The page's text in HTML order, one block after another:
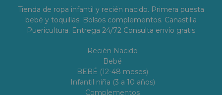
Tienda de ropa infantil y recién nacido. Primera puesta
bebé y toquillas. Bolsos complementos. Canastilla
Puericultura. Entrega 24/72 Consulta envío gratis
Recién Nacido
Bebé
BEBÉ (12-48 meses)
Infantil niña (3 a 10 años)
Complementos